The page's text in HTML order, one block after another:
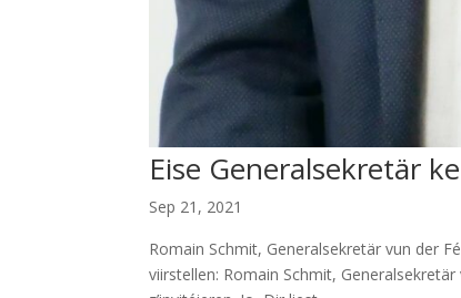
Eise Generalsekretär
Sep 21, 2021
Romain Schmit, Generalsekretär vun
viirstellen: Romain Schmit,